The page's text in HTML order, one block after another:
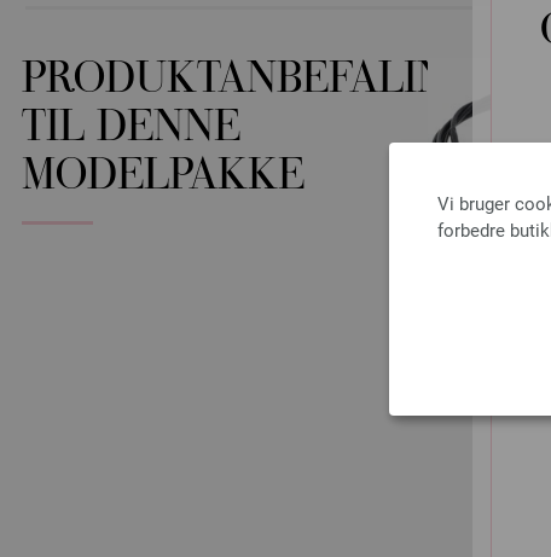
Vi bruger
forbedre
PRODUKTANBEFALINGER
TIL DENNE
MODELPAKKE